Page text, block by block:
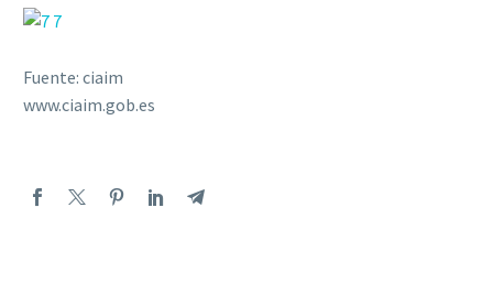
Fuente: ciaim
www.ciaim.gob.es